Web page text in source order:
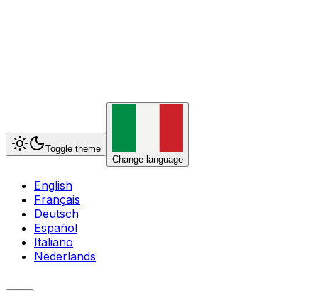
Toggle theme
Change language
English
Français
Deutsch
Español
Italiano
Nederlands